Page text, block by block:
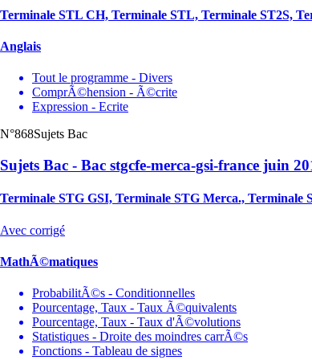
Terminale STL CH, Terminale STL, Terminale ST2S,
Anglais
Tout le programme - Divers
ComprÃ©hension - Ã©crite
Expression - Ecrite
N°868Sujets Bac
Sujets Bac - Bac stgcfe-merca-gsi-france juin
Terminale STG GSI, Terminale STG Merca., Terminale
Avec corrigé
MathÃ©matiques
ProbabilitÃ©s - Conditionnelles
Pourcentage, Taux - Taux Ã©quivalents
Pourcentage, Taux - Taux d'Ã©volutions
Statistiques - Droite des moindres carrÃ©s
Fonctions - Tableau de signes